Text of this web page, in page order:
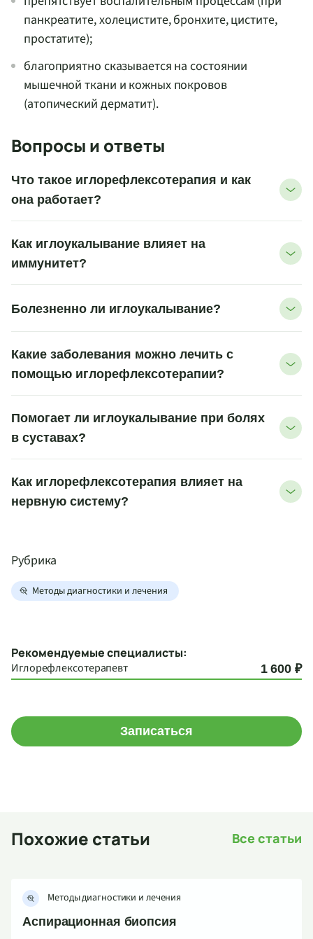
панкреатите, холецистите, бронхите, цистите,
простатите);
благоприятно сказывается на состоянии
мышечной ткани и кожных покровов
(атопический дерматит).
Вопросы и ответы
Что такое иглорефлексотерапия и как
она работает?
Как иглоукалывание влияет на
иммунитет?
Болезненно ли иглоукалывание?
Какие заболевания можно лечить с
помощью иглорефлексотерапии?
Помогает ли иглоукалывание при болях
в суставах?
Как иглорефлексотерапия влияет на
нервную систему?
Рубрика
Методы диагностики и лечения
Рекомендуемые специалисты:
Иглорефлексотерапевт
1 600 ₽
Записаться
Похожие статьи Все статьи
Методы диагностики и лечения
Аспирационная биопсия